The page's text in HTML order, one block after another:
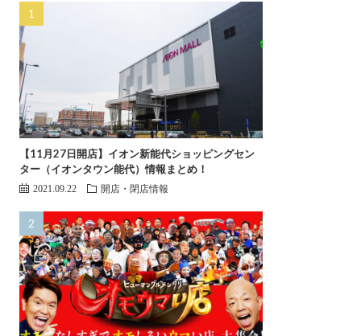
【11月27日開店】イオン新能代ショッピングセン
ター（イオンタウン能代）情報まとめ！
2021.09.22 開店・閉店情報